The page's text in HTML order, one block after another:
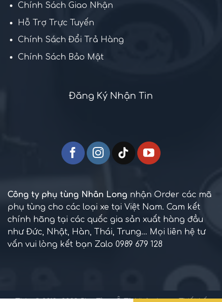
Chính Sách Giao Nhận
Hỗ Trợ Trực Tuyến
Chính Sách Đổi Trả Hàng
Chính Sách Bảo Mật
Đăng Ký Nhận Tin
Công ty phụ tùng Nhân Long nhận Order các mã
phụ tùng cho các loại xe tại Việt Nam. Cam kết
chính hãng tại các quốc gia sản xuất hàng đầu
như Đức, Nhật, Hàn, Thái, Trung... Mọi liên hệ tư
vấn vui lòng kết bạn Zalo 0989 679 128